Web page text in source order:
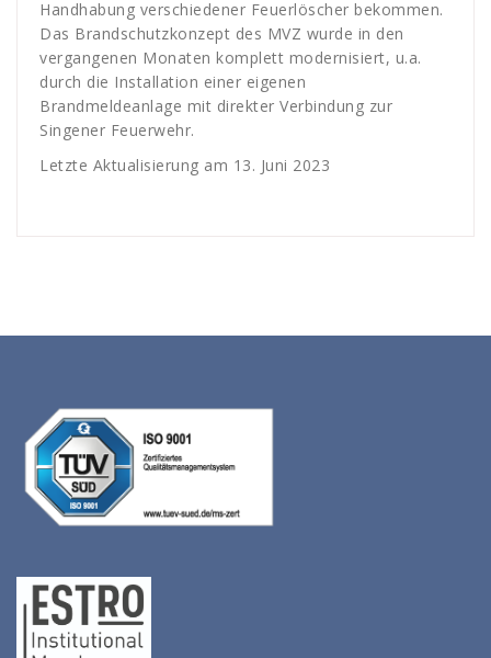
Handhabung verschiedener Feuerlöscher bekommen.
Das Brandschutzkonzept des MVZ wurde in den
vergangenen Monaten komplett modernisiert, u.a.
durch die Installation einer eigenen
Brandmeldeanlage mit direkter Verbindung zur
Singener Feuerwehr.
Letzte Aktualisierung am 13. Juni 2023